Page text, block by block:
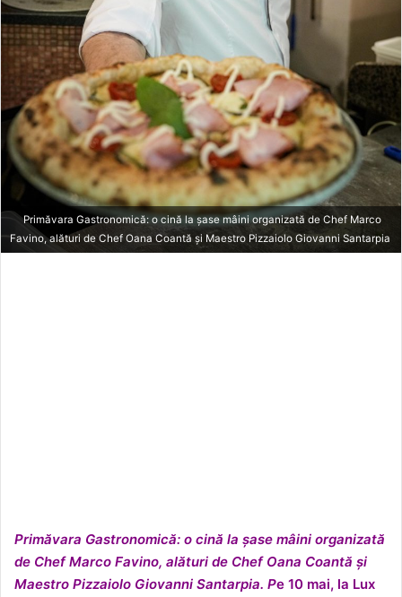
Primăvara Gastronomică: o cină la șase mâini organizată de Chef Marco
Favino, alături de Chef Oana Coantă și Maestro Pizzaiolo Giovanni Santarpia
Primăvara Gastronomică: o cină la șase mâini organizată
de Chef Marco Favino, alături de Chef Oana Coantă și
Maestro Pizzaiolo Giovanni Santarpia. Pe 10 mai, la Lux